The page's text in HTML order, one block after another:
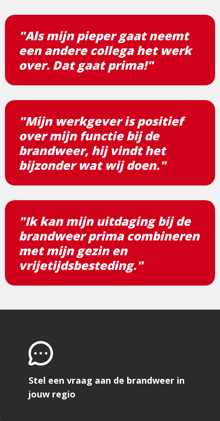
"Als mijn pieper gaat neemt
een andere collega het werk
over. Dat gaat prima!"
"Mijn werkgever is positief
over mijn functie bij de
brandweer, hij vindt het
bijzonder wat wij doen."
"Ik kan mijn uitdaging bij de
brandweer prima combineren
met mijn gezin en
vrijetijdsbesteding."
Stel een vraag aan de brandweer in
jouw regio